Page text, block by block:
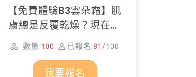
【免費體驗B3雲朵霜】肌
膚總是反覆乾燥？現在就
加入貝膚黛瑪修護體驗計
畫！
數量:100 已報名:81 /100
我要報名